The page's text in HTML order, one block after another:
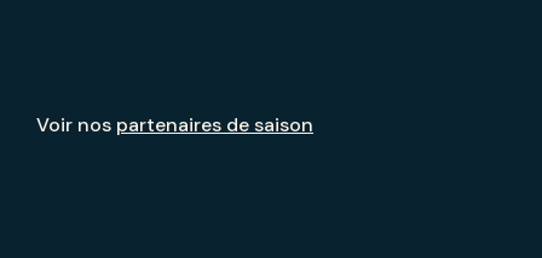
Voir nos partenaires de saison